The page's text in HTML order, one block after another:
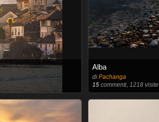
Alba
diPachanga
15 commenti, 1218 visite